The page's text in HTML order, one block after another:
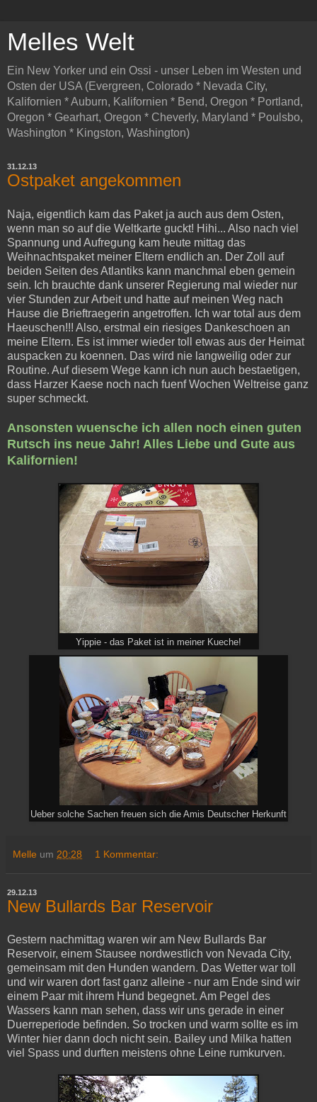
Melles Welt
Ein New Yorker und ein Ossi - unser Leben im Westen und
Osten der USA (Evergreen, Colorado * Nevada City,
Kalifornien * Auburn, Kalifornien * Bend, Oregon * Portland,
Oregon * Gearhart, Oregon * Cheverly, Maryland * Poulsbo,
Washington * Kingston, Washington)
31.12.13
Ostpaket angekommen
Naja, eigentlich kam das Paket ja auch aus dem Osten,
wenn man so auf die Weltkarte guckt! Hihi... Also nach viel
Spannung und Aufregung kam heute mittag das
Weihnachtspaket meiner Eltern endlich an. Der Zoll auf
beiden Seiten des Atlantiks kann manchmal eben gemein
sein. Ich brauchte dank unserer Regierung mal wieder nur
vier Stunden zur Arbeit und hatte auf meinen Weg nach
Hause die Brieftraegerin angetroffen. Ich war total aus dem
Haeuschen!!! Also, erstmal ein riesiges Dankeschoen an
meine Eltern. Es ist immer wieder toll etwas aus der Heimat
auspacken zu koennen. Das wird nie langweilig oder zur
Routine. Auf diesem Wege kann ich nun auch bestaetigen,
dass Harzer Kaese noch nach fuenf Wochen Weltreise ganz
super schmeckt.
Ansonsten wuensche ich allen noch einen guten
Rutsch ins neue Jahr! Alles Liebe und Gute aus
Kalifornien!
Yippie - das Paket ist in meiner Kueche!
Ueber solche Sachen freuen sich die Amis Deutscher Herkunft
Melle um 20:28 1 Kommentar:
29.12.13
New Bullards Bar Reservoir
Gestern nachmittag waren wir am New Bullards Bar
Reservoir, einem Stausee nordwestlich von Nevada City,
gemeinsam mit den Hunden wandern. Das Wetter war toll
und wir waren dort fast ganz alleine - nur am Ende sind wir
einem Paar mit ihrem Hund begegnet. Am Pegel des
Wassers kann man sehen, dass wir uns gerade in einer
Duerreperiode befinden. So trocken und warm sollte es im
Winter hier dann doch nicht sein. Bailey und Milka hatten
viel Spass und durften meistens ohne Leine rumkurven.